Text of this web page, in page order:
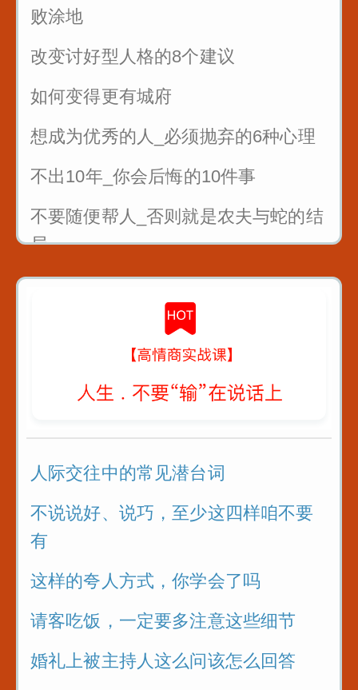
败涂地
改变讨好型人格的8个建议
如何变得更有城府
想成为优秀的人_必须抛弃的6种心理
不出10年_你会后悔的10件事
不要随便帮人_否则就是农夫与蛇的结
局
曾国藩4条识人术_教你看人不走眼
对待不同人处世十法则
教你6招_没人能算计你
人际交往中的常见潜台词
不说说好、说巧，至少这四样咱不要
有
这样的夸人方式，你学会了吗
请客吃饭，一定要多注意这些细节
婚礼上被主持人这么问该怎么回答